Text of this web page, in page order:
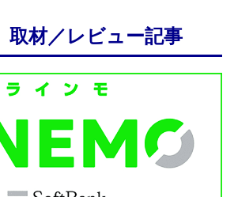
取材／レビュー記事